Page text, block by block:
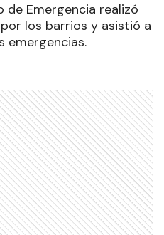
de Emergencia realizó
los barrios y asistió a
emergencias.